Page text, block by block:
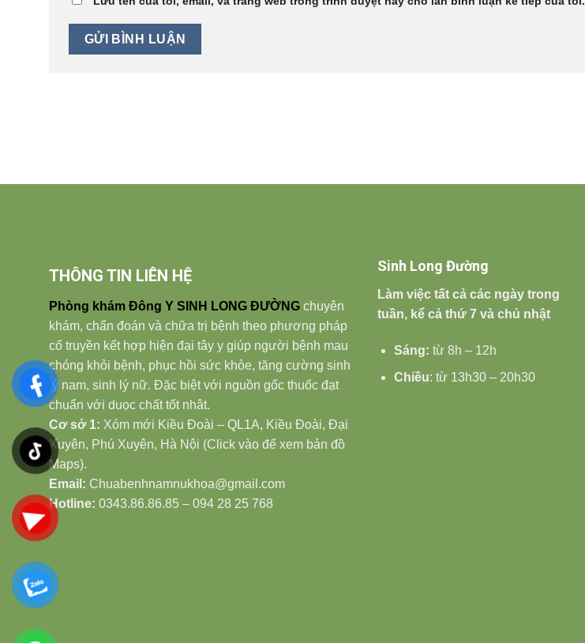
THÔNG TIN LIÊN HỆ
Phòng khám Đông Y SINH LONG ĐƯỜNG chuyên
khám, chẩn đoán và chữa trị bệnh theo phương pháp
cổ truyền kết hợp hiện đại tây y giúp người bệnh mau
chóng khỏi bệnh, phục hồi sức khỏe, tăng cường sinh
lý nam, sinh lý nữ. Đặc biệt với nguồn gốc thuốc đạt
chuẩn với duọc chất tốt nhât.
Cơ sở 1: Xóm mới Kiều Đoài – QL1A, Kiều Đoài, Đại
Xuyên, Phú Xuyên, Hà Nội (Click vào để xem bản đồ
Maps).
Email: Chuabenhnamnukhoa@gmail.com
Hotline: 0343.86.86.85 – 094 28 25 768
Sinh Long Đường
Làm việc tất cả các ngày trong
tuần, kể cả thứ 7 và chủ nhật
Sáng:từ 8h – 12h
Chiều: từ 13h30 – 20h30